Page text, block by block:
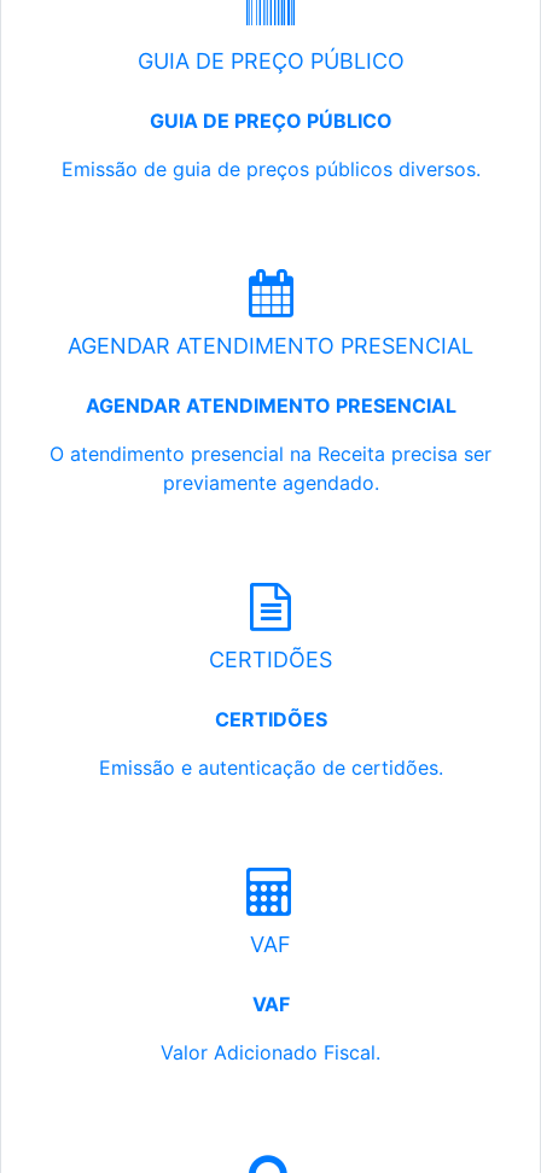
GUIA DE PREÇO PÚBLICO
GUIA DE PREÇO PÚBLICO
Emissão de guia de preços públicos diversos.
AGENDAR ATENDIMENTO PRESENCIAL
AGENDAR ATENDIMENTO PRESENCIAL
O atendimento presencial na Receita precisa ser
previamente agendado.
CERTIDÕES
CERTIDÕES
Emissão e autenticação de certidões.
VAF
VAF
Valor Adicionado Fiscal.